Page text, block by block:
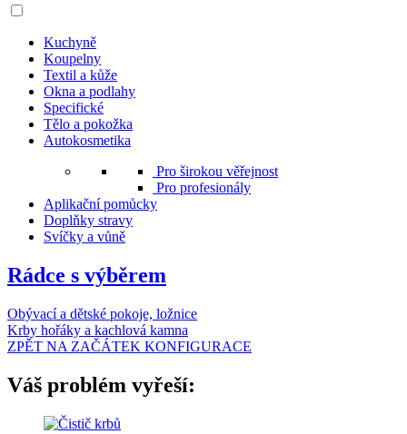
Kuchyně
Koupelny
Textil a kůže
Okna a podlahy
Specifické
Tělo a pokožka
Autokosmetika
Pro širokou věřejnost
Pro profesionály
Aplikační pomůcky
Doplňky stravy
Svíčky a vůně
Rádce s výběrem
Obývací a dětské pokoje, ložnice
Krby hořáky a kachlová kamna
ZPĚT NA ZAČÁTEK KONFIGURACE
Váš problém vyřeší: